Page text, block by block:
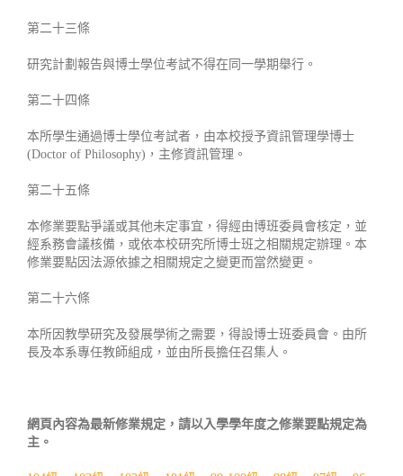
第二十三條
研究計劃報告與博士學位考試不得在同一學期舉行。
第二十四條
本所學生通過博士學位考試者，由本校授予資訊管理學博士
(Doctor of Philosophy)，主修資訊管理。
第二十五條
本修業要點爭議或其他未定事宜，得經由博班委員會核定，並
經系務會議核備，或依本校研究所博士班之相關規定辦理。本
修業要點因法源依據之相關規定之變更而當然變更。
第二十六條
本所因教學研究及發展學術之需要，得設博士班委員會。由所
長及本系專任教師組成，並由所長擔任召集人。
網頁內容為最新修業規定，請以入學學年度之修業要點規定為
主。